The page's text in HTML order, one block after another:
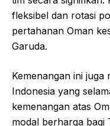
fleksibel dan rotasi
pertahanan Oman
Garuda.
Kemenangan ini
Indonesia yang
kemenangan atas
modal berharga bagi